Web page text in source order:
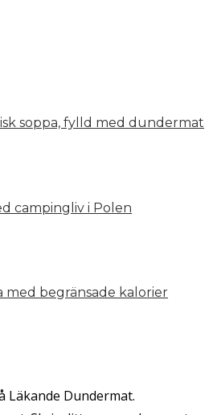
soppa, fylld med dundermat
campingliv i Polen
med begränsade kalorier
Läkande Dundermat.